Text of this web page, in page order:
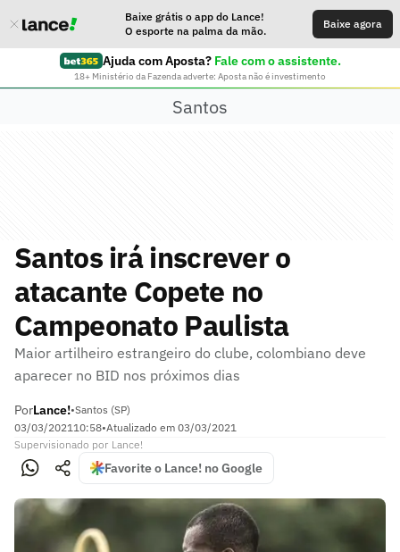
Baixe grátis o app do Lance!
O esporte na palma da mão.
Baixe agora
Ajuda com Aposta? Fale com o assistente.
18+ Ministério da Fazenda adverte: Aposta não é investimento
Santos
Santos irá inscrever o
atacante Copete no
Campeonato Paulista
Maior artilheiro estrangeiro do clube, colombiano deve
aparecer no BID nos próximos dias
PorLance!•Santos (SP)
03/03/202110:58•Atualizado em 03/03/2021
Supervisionado por Lance!
Favorite o Lance! no Google